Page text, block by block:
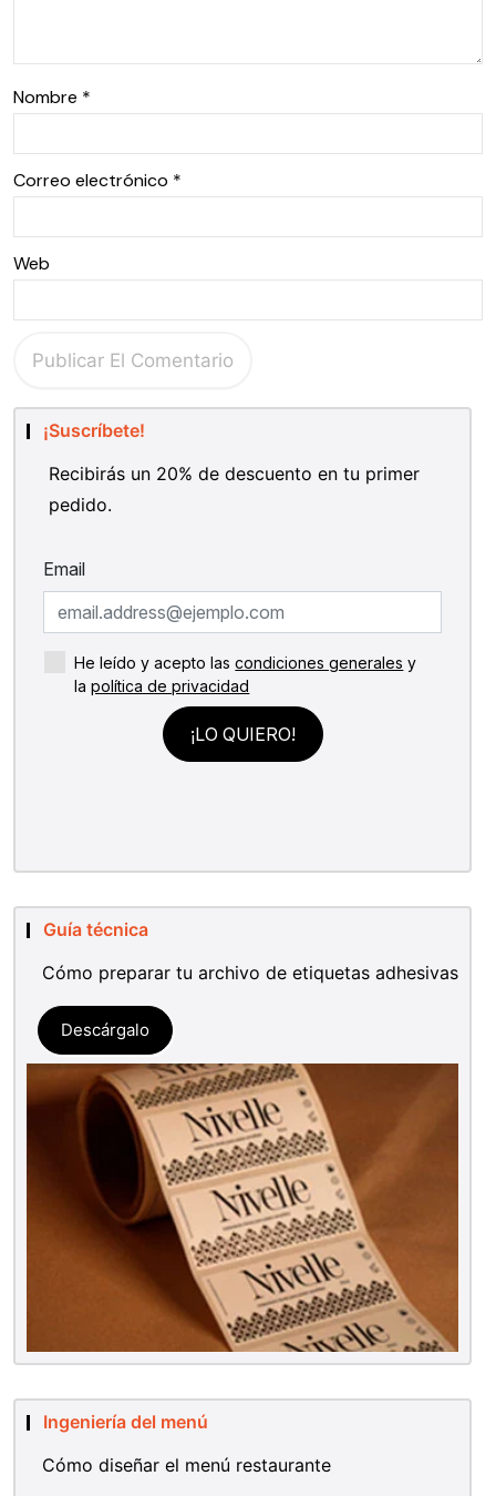
Nombre *
Correo electrónico *
Web
¡Suscríbete!
Recibirás un 20% de descuento en tu primer
pedido.
Guía técnica
Cómo preparar tu archivo de etiquetas adhesivas
Descárgalo
Ingeniería del menú
Cómo diseñar el menú restaurante